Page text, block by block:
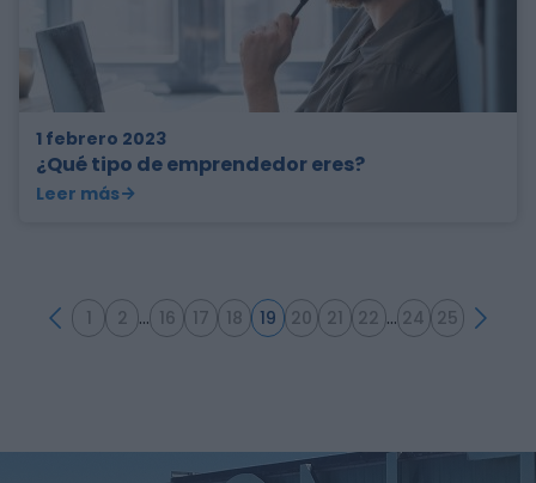
1 febrero 2023
¿Qué tipo de emprendedor eres?
Leer más
Anterior
1 2 … 16 17 18 19 20 21 22 … 24 25